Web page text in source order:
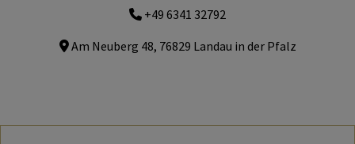
+49 6341 32792
Am Neuberg 48, 76829 Landau in der Pfalz